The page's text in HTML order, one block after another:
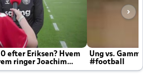
efter Eriksen? Hvem
ringer Joachim
Ung vs.
#football